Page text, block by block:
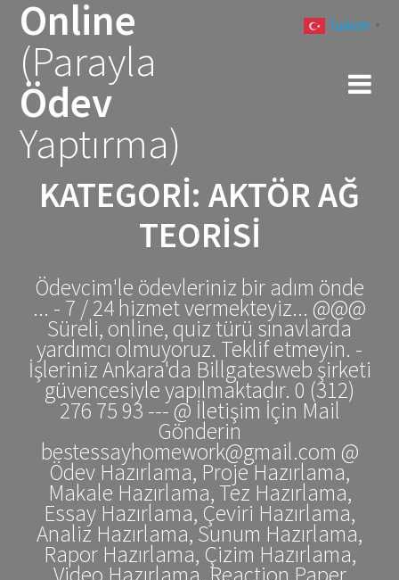
Online
(Parayla
Ödev
Yaptırma)
KATEGORI: AKTÖR AĞ
TEORISI
Ödevcim'le ödevleriniz bir adım önde
... - 7 / 24 hizmet vermekteyiz... @@@
Süreli, online, quiz türü sınavlarda
yardımcı olmuyoruz. Teklif etmeyin. -
İşleriniz Ankara'da Billgatesweb şirketi
güvencesiyle yapılmaktadır. 0 (312)
276 75 93 --- @ İletişim İçin Mail
Gönderin
bestessayhomework@gmail.com @
Ödev Hazırlama, Proje Hazırlama,
Makale Hazırlama, Tez Hazırlama,
Essay Hazırlama, Çeviri Hazırlama,
Analiz Hazırlama, Sunum Hazırlama,
Rapor Hazırlama, Çizim Hazırlama,
Turkish ▼